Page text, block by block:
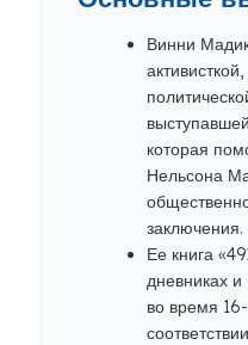
Винни
которая
Нельсона
заключения.
Ее книга
дневниках
во время